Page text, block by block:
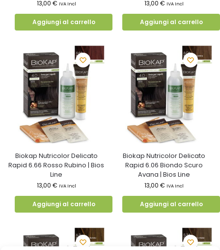
13,00 € IVA Incl
Aggiungi al carrello
13,00 € IVA Incl
Aggiungi al carrello
Biokap Nutricolor Delicato
Rapid 6.66 Rosso Rubino | Bios
Line
13,00 € IVA Incl
Aggiungi al carrello
Biokap Nutricolor Delicato
Rapid 6.06 Biondo Scuro
Avana | Bios Line
13,00 € IVA Incl
Aggiungi al carrello